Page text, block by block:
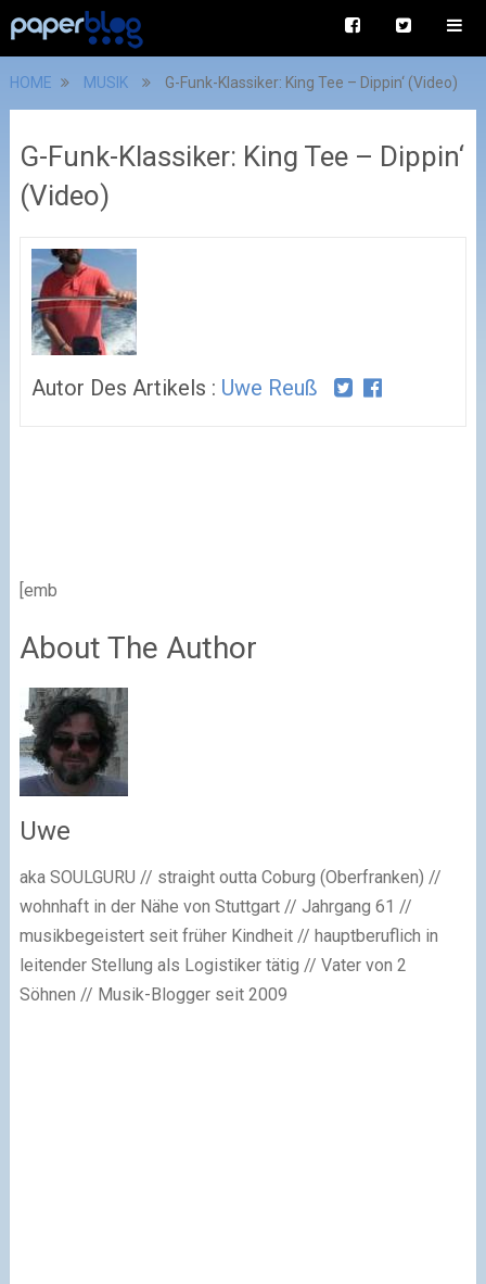
HOME MUSIK G-Funk-Klassiker: King Tee – Dippin‘ (Video)
G-Funk-Klassiker: King Tee – Dippin‘
(Video)
Autor Des Artikels : Uwe Reuß
[emb
About The Author
Uwe
aka SOULGURU // straight outta Coburg (Oberfranken) //
wohnhaft in der Nähe von Stuttgart // Jahrgang 61 //
musikbegeistert seit früher Kindheit // hauptberuflich in
leitender Stellung als Logistiker tätig // Vater von 2
Söhnen // Musik-Blogger seit 2009